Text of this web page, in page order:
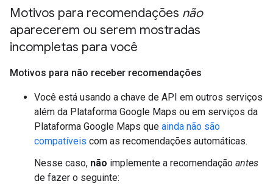
Motivos para recomendações não
aparecerem ou serem mostradas
incompletas para você
Motivos para não receber recomendações
Você está usando a chave de API em outros serviços
além da Plataforma Google Maps ou em serviços da
Plataforma Google Maps que ainda não são
compatíveis com as recomendações automáticas.
Nesse caso, não implemente a recomendação antes
de fazer o seguinte: